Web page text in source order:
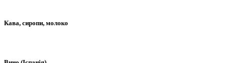
Кава, сиропи, молоко